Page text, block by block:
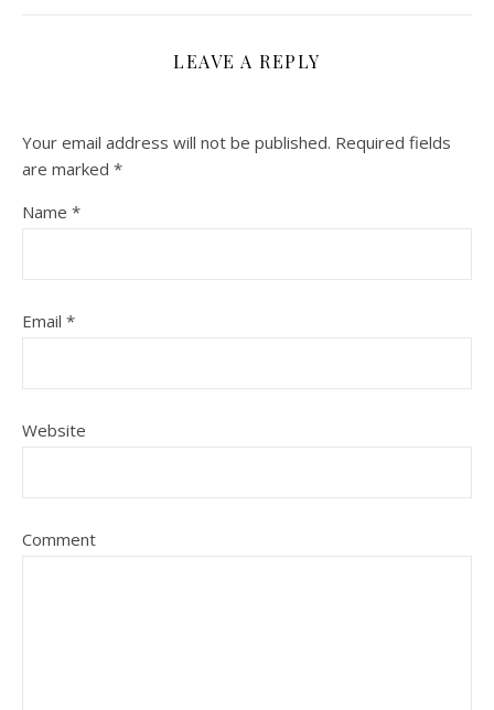
LEAVE A REPLY
Your email address will not be published. Required fields
are marked *
Name *
Email *
Website
Comment